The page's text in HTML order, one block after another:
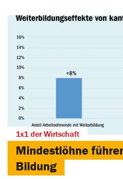
1x1 der Wirtschaft
Mindestlöhne
Bildung